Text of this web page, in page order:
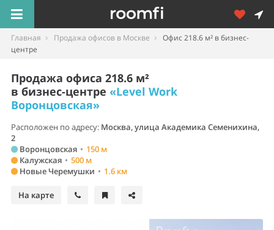
Главная Продажа офисов в Москве
Офис 218.6 м² в бизнес-
центре
Продажа офиса 218.6 м²
в бизнес-центре «Level Work
Воронцовская»
Расположен по адресу: Москва, улица Академика Семенихина,
2
Воронцовская • 150 м
Калужская • 500 м
Новые Черемушки • 1.6 км
На карте